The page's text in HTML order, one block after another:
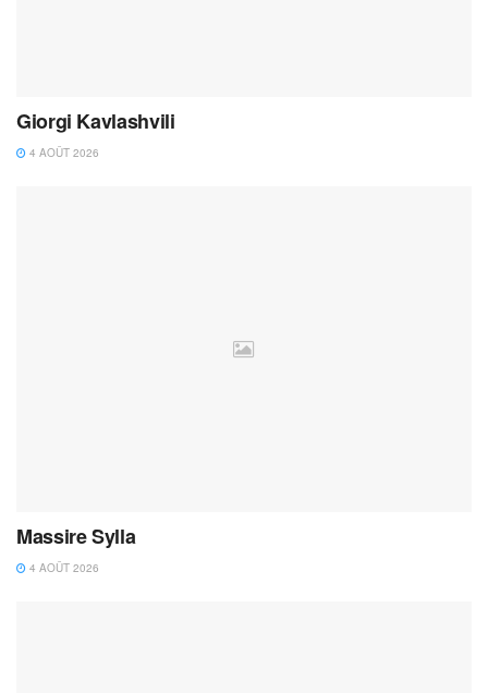
Giorgi Kavlashvili
4 AOÛT 2026
Massire Sylla
4 AOÛT 2026